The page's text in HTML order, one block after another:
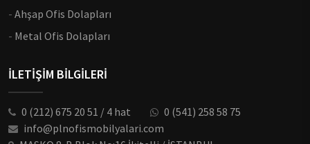
- Ahşap Ofis Dolapları
- Metal Ofis Dolapları
İLETİŞİM BİLGİLERİ
0 (212) 675 20 51 / 4 hat
0 (541) 258 58 75
info@plnofismobilyalari.com